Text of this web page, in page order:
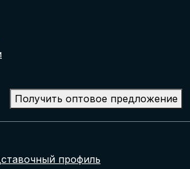
Получить оптовое предложение
профиль